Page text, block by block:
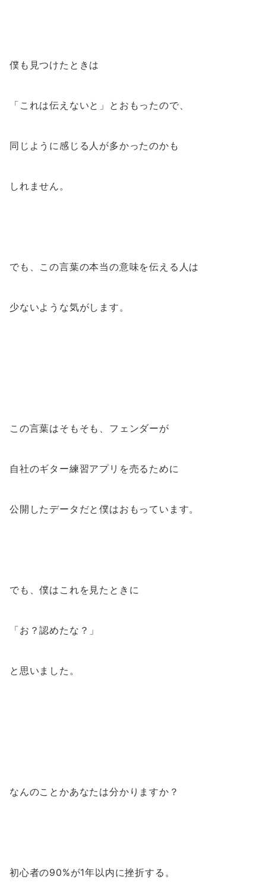
僕も見つけたときは
「これは伝えないと」とおもったので、
同じように感じる人が多かったのかも
しれません。
でも、この言葉の本当の意味を伝える人は
少ないような気がします。
この言葉はそもそも、フェンダーが
自社のギター練習アプリを売るために
公開したデータだと僕はおもっています。
でも、僕はこれを見たときに
「お？認めたな？」
と思いました。
なんのことかあなたは分かりますか？
初心者の90%が1年以内に挫折する。